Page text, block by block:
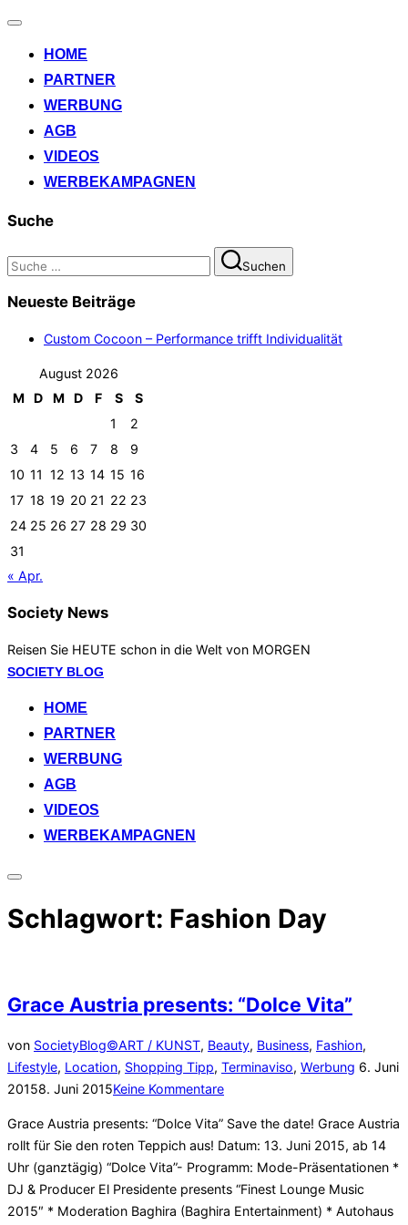
Navigation
HOME
PARTNER
WERBUNG
AGB
VIDEOS
WERBEKAMPAGNEN
Suche
Suchen
nach:
Suchen
Neueste Beiträge
Custom Cocoon – Performance trifft Individualität
August 2026
M
D M D F S
S
1
2
3
4 5 6 7 8
9
10 11 12 13 14 15 16
17 18 19 20 21 22 23
24 25 26 27 28 29 30
31
« Apr.
Society News
Reisen Sie HEUTE schon in die Welt von MORGEN
Zum
springen
SOCIETY BLOG
HOME
PARTNER
WERBUNG
AGB
VIDEOS
WERBEKAMPAGNEN
Seitenleiste
Navigation
umschalten
Schlagwort: Fashion Day
Grace Austria presents: “Dolce Vita”
von SocietyBlog©ART / KUNST, Beauty, Business, Fashion,
Lifestyle, Location, Shopping Tipp, Terminaviso, Werbung 6. Juni
20158. Juni 2015Keine Kommentare
Grace Austria presents: “Dolce Vita” Save the date! Grace Austria
rollt für Sie den roten Teppich aus! Datum: 13. Juni 2015, ab 14
Uhr (ganztägig) “Dolce Vita”- Programm: Mode-Präsentationen *
DJ & Producer El Presidente presents “Finest Lounge Music
2015″ * Moderation Baghira (Baghira Entertainment) * Autohaus